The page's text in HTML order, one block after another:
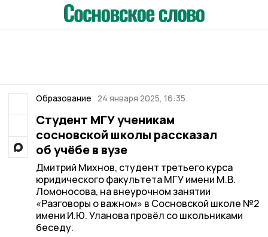
Образование 24 января 2025, 16:35
Студент МГУ ученикам
сосновской школы рассказал
об учёбе в вузе
Дмитрий Михнов, студент третьего курса
юридического факультета МГУ имени М.В.
Ломоносова, на внеурочном занятии
«Разговоры о важном» в Сосновской школе №2
имени И.Ю. Уланова провёл со школьниками
беседу.